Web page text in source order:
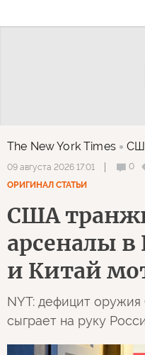
The New York Times
09 августа 2026 17:01 0
ОРИГИНАЛ СТАТЬИ
США
арсеналы в
и Китай
NYT: дефицит
сыграет на руку